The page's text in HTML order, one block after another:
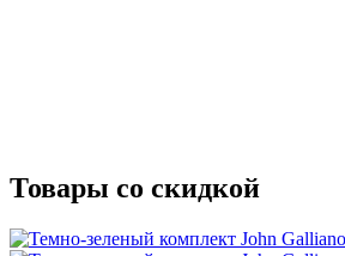
Товары со скидкой